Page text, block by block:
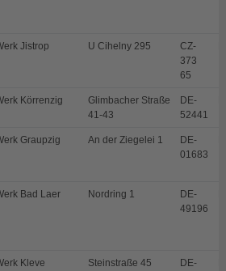
Jistrop U Cihelny 295
CZ-
373
65
Körrenzig
Glimbacher Straße
41-43
DE-
52441
Graupzig An der Ziegelei 1
DE-
01683
Bad Laer Nordring 1
DE-
49196
Kleve Steinstraße 45
DE-